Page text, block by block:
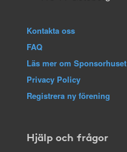
Kontakta oss
FAQ
Läs mer om Sponsorhuset
Privacy Policy
Registrera ny förening
Hjälp och frågor